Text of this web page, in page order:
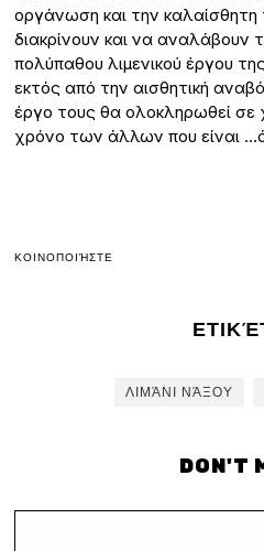
οργάνωση και την καλαίσθητη
διακρίνουν και να
πολύπαθου λιμενικού έργου
εκτός από την αισθητική
έργο τους θα ολοκληρωθεί σε
χρόνο των άλλων που είναι
ΚΟΙΝΟΠΟΙΉΣΤΕ
ΛΙΜΆΝΙ ΝΆΞΟΥ
DON'T